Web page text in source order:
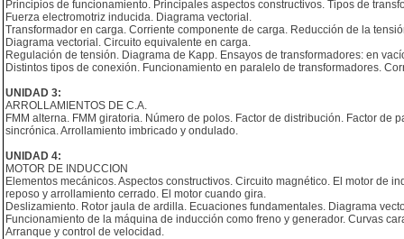
Principios de funcionamiento. Principales aspectos constructivos. Tipos de
Fuerza electromotriz inducida. Diagrama vectorial.
Transformador en carga. Corriente componente de carga. Reducción de la
Diagrama vectorial. Circuito equivalente en carga.
Regulación de tensión. Diagrama de Kapp. Ensayos de transformadores: en
Distintos tipos de conexión. Funcionamiento en paralelo de transformadores.
UNIDAD 3:
ARROLLAMIENTOS DE C.A.
FMM alterna. FMM giratoria. Número de polos. Factor de distribución. Factor
sincrónica. Arrollamiento imbricado y ondulado.
UNIDAD 4:
MOTOR DE INDUCCION
Elementos mecánicos. Aspectos constructivos. Circuito magnético. El motor de
reposo y arrollamiento cerrado. El motor cuando gira.
Deslizamiento. Rotor jaula de ardilla. Ecuaciones fundamentales. Diagrama
Funcionamiento de la máquina de inducción como freno y generador. Curvas
Arranque y control de velocidad.